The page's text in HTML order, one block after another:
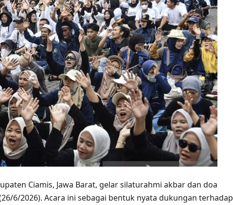
Ciamis, Jawa Barat, gelar silaturahmi akbar dan doa
6/2026). Acara ini sebagai bentuk nyata dukungan terhadap